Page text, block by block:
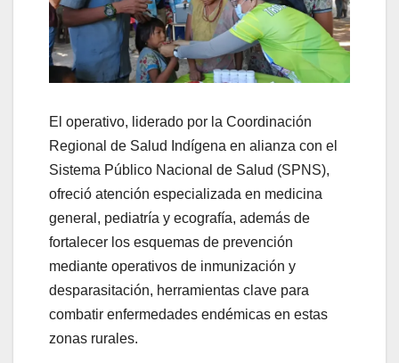
El operativo, liderado por la Coordinación
Regional de Salud Indígena en alianza con el
Sistema Público Nacional de Salud (SPNS),
ofreció atención especializada en medicina
general, pediatría y ecografía, además de
fortalecer los esquemas de prevención
mediante operativos de inmunización y
desparasitación, herramientas clave para
combatir enfermedades endémicas en estas
zonas rurales.